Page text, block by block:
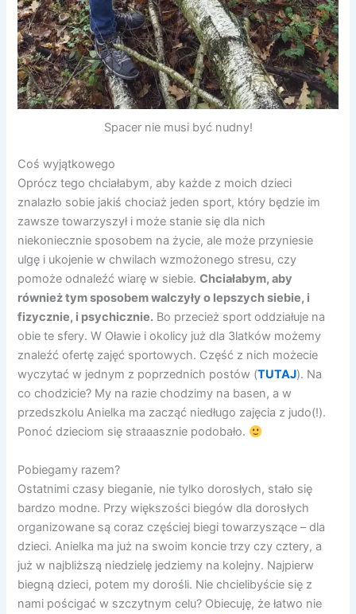
Spacer nie musi być nudny!
Coś wyjątkowego
Oprócz tego chciałabym, aby każde z moich dzieci
znalazło sobie jakiś chociaż jeden sport, który będzie im
zawsze towarzyszył i może stanie się dla nich
niekoniecznie sposobem na życie, ale może przyniesie
ulgę i ukojenie w chwilach wzmożonego stresu, czy
pomoże odnaleźć wiarę w siebie.Chciałabym, aby
również tym sposobem walczyły o lepszych siebie, i
fizycznie, i psychicznie. Bo przecież sport oddziałuje na
obie te sfery. W Oławie i okolicy już dla 3latków możemy
znaleźć ofertę zajęć sportowych. Część z nich możecie
wyczytać w jednym z poprzednich postów (TUTAJ). Na
co chodzicie? My na razie chodzimy na basen, a w
przedszkolu Anielka ma zacząć niedługo zajęcia z judo(!).
Ponoć dzieciom się straaasznie podobało.
Pobiegamy razem?
Ostatnimi czasy bieganie, nie tylko dorosłych, stało się
bardzo modne. Przy większości biegów dla dorosłych
organizowane są coraz częściej biegi towarzyszące – dla
dzieci. Anielka ma już na swoim koncie trzy czy cztery, a
już w najbliższą niedzielę jedziemy na kolejny. Najpierw
biegną dzieci, potem my dorośli. Nie chcielibyście się z
nami pościgać w szczytnym celu? Obiecuję, że łatwo nie